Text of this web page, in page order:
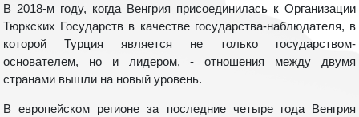
В 2018-м году, когда Венгрия присоединилась к Организации
Тюркских Государств в качестве государства-наблюдателя, в
которой Турция является не только государством-
основателем, но и лидером, - отношения между двумя
странами вышли на новый уровень.
В европейском регионе за последние четыре года Венгрия